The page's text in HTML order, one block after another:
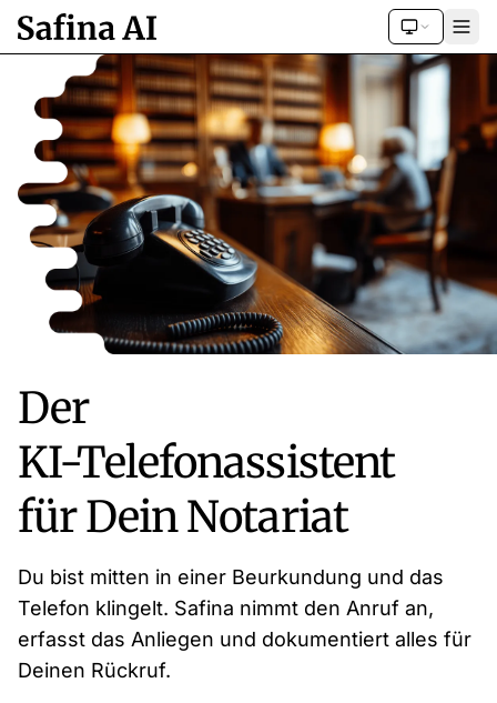
Der
KI-Telefonassistent
für Dein Notariat
Du bist mitten in einer Beurkundung und das
Telefon klingelt. Safina nimmt den Anruf an,
erfasst das Anliegen und dokumentiert alles für
Deinen Rückruf.